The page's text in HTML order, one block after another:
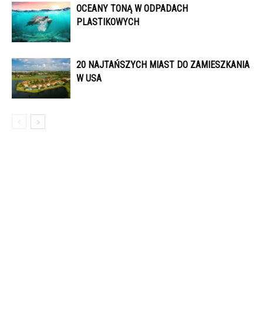
OCEANY TONĄ W ODPADACH
PLASTIKOWYCH
20 NAJTAŃSZYCH MIAST DO ZAMIESZKANIA
W USA